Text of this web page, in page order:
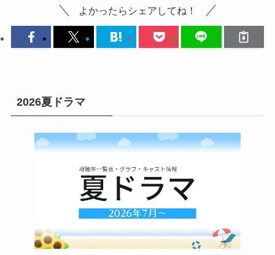
よかったらシェアしてね！
2026夏ドラマ